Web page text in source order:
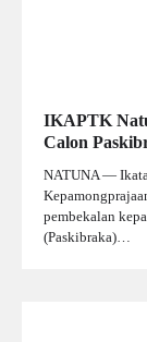
IKAPTK
Calon
NATUNA —
pembekalan
(Paskibraka)…